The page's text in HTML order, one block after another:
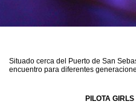
Situado cerca del Puerto de San
encuentro para diferentes
PILOTA